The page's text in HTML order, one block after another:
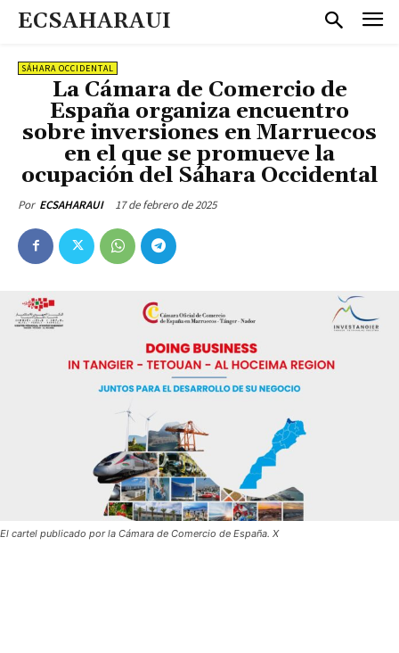
ECSAHARAUI
SÁHARA OCCIDENTAL
La Cámara de Comercio de
España organiza encuentro
sobre inversiones en Marruecos
en el que se promueve la
ocupación del Sáhara Occidental
Por ECSAHARAUI 17 de febrero de 2025
El cartel publicado por la Cámara de Comercio de España. X